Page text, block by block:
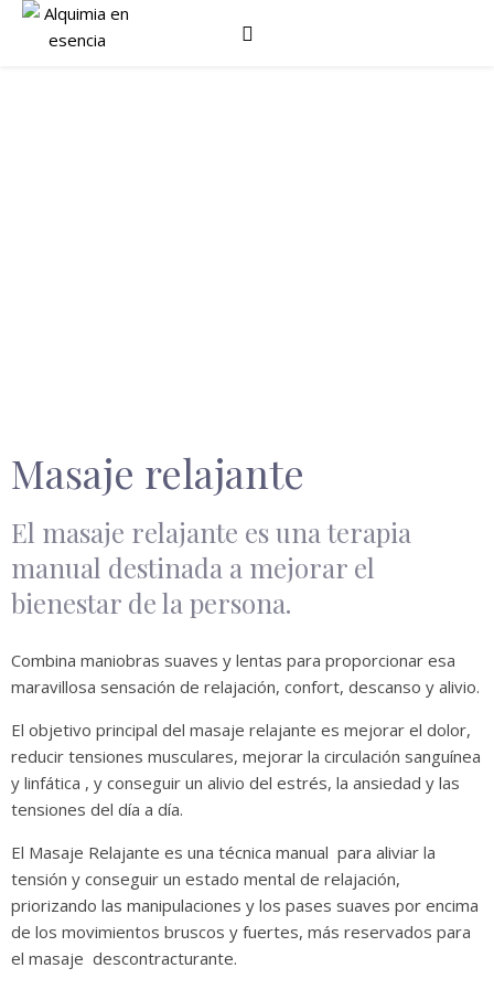
Masaje relajante
El masaje relajante es una terapia
manual destinada a mejorar el
bienestar de la persona.
Combina maniobras suaves y lentas para proporcionar esa
maravillosa sensación de relajación, confort, descanso y alivio.
El objetivo principal del masaje relajante es mejorar el dolor,
reducir tensiones musculares, mejorar la circulación sanguínea
y linfática , y conseguir un alivio del estrés, la ansiedad y las
tensiones del día a día.
El Masaje Relajante es una técnica manual para aliviar la
tensión y conseguir un estado mental de relajación,
priorizando las manipulaciones y los pases suaves por encima
de los movimientos bruscos y fuertes, más reservados para
el masaje descontracturante.